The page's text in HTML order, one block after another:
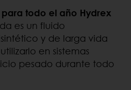
todo el año Hydrex
es un fluido
y de larga vida
en sistemas
pesado durante todo